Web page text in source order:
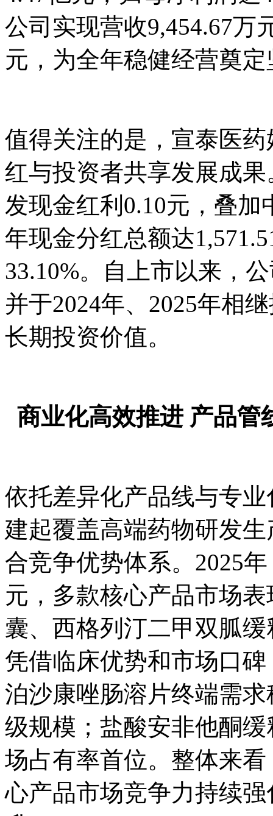
公司实现营收9,454.67万
元，为全年稳健经营奠
值得关注的是，宣泰医
红与投资者共享发展成
发现金红利0.10元，叠加
年现金分红总额达
33.10%。自上市以来，
并于2024年、2025年相
长期投资价值。
商业化高效推进 产品管
依托差异化产品线与专
建起覆盖高端药物研发
合竞争优势体系。2025
元，多款核心产品市场
囊、西格列汀二甲双胍
凭借临床优势和市场口
泊沙康唑肠溶片终端需
级规模；盐酸安非他酮
场占有率首位。整体来
心产品市场竞争力持续